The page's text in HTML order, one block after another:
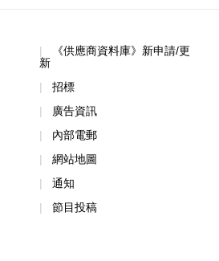
《供應商資料庫》新申請/更
新
招標
廣告資訊
內部電郵
網站地圖
通知
節目投稿